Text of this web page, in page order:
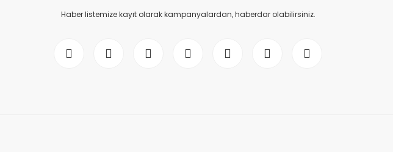
Haber listemize kayıt olarak kampanyalardan, haberdar olabilirsiniz.